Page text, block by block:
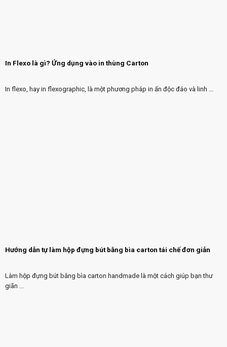
In Flexo là gì? Ứng dụng vào in thùng Carton
In flexo, hay in flexographic, là một phương pháp in ấn độc đáo và linh ...
Hướng dẫn tự làm hộp đựng bút bằng bìa carton tái chế đơn giản
Làm hộp đựng bút bằng bìa carton handmade là một cách giúp bạn thư
giãn ...